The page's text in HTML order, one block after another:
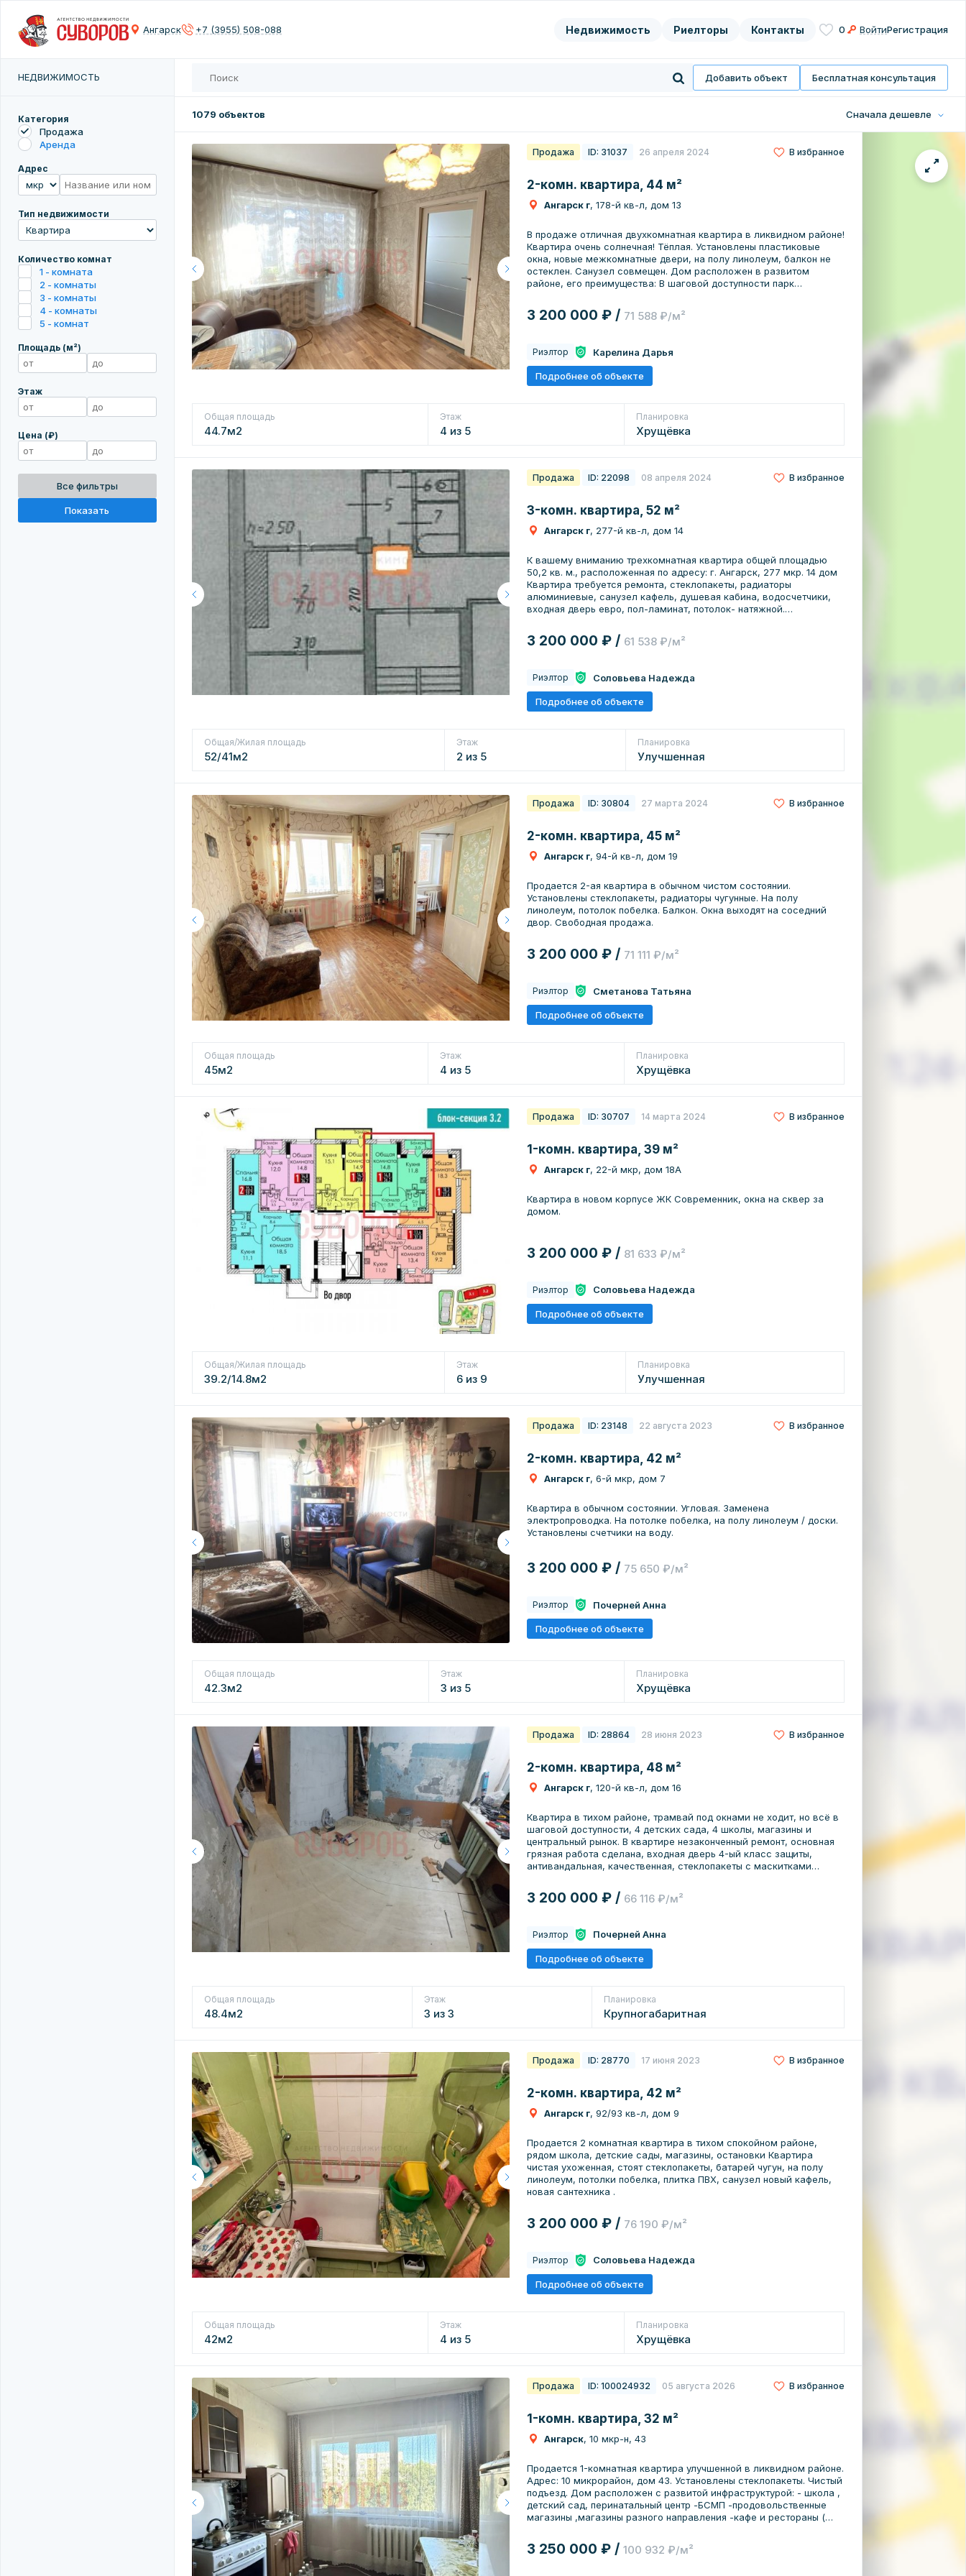
Ангарск +7 (3955) 508-088 Недвижимость Риелторы Контакты 0 ВойтиРегистрация
НЕДВИЖИМОСТЬ
Категория
Продажа
Аренда
Адрес
Тип недвижимости
Количество комнат
1 - комната
2 - комнаты
3 - комнаты
4 - комнаты
5 - комнат
Площадь (м²)
Этаж
Цена (₽)
Все фильтры
Показать
Добавить объект Бесплатная консультация
1079 объектов Сначала дешевле
Продажа ID: 31037 26 апреля 2024 В избранное
2-комн. квартира, 44 м²
Ангарск г, 178-й кв-л, дом 13
В продаже отличная двухкомнатная квартира в ликвидном районе!
Квартира очень солнечная! Тёплая. Установлены пластиковые
окна, новые межкомнатные двери, на полу линолеум, балкон не
остеклен. Санузел совмещен. Дом расположен в развитом
районе, его преимущества: В шаговой доступности парк
школы; ТЦ "Фестиваль"; Поликлинники; Остановки общественного
транспорта(В том числе и МЕЖГОРОД) Обязательно звоните! Не
замечательной и уютной квартиры! Наша компания 30 лет на
рынке недвижимости! Гарантируем безопасность проведения
сделки! Являемся официальными партнёрами ведущих банков,
поможем с подачей заявки на ипотеку
3 200 000 ₽ / 71 588 ₽/м²
Риэлтор Карелина Дарья
Подробнее об объекте
Общая площадь
44.7м2
Этаж
4 из 5
Планировка
Хрущёвка
Продажа ID: 22098 08 апреля 2024 В избранное
3-комн. квартира, 52 м²
Ангарск г, 277-й кв-л, дом 14
К вашему вниманию трехкомнатная квартира общей площадью
50,2 кв. м., расположенная по адресу: г. Ангарск, 277 мкр. 14 дом
Квартира требуется ремонта, стеклопакеты, радиаторы
алюминиевые, санузел кафель, душевая кабина, водосчетчики,
входная дверь евро, пол-ламинат, потолок- натяжной.
более 5 лет (1 взрослый собственник); Ближайшая
инфраструктура: • Продуктовые магазины; • Детский сад; •
Уютная и светлая квартира ждёт своего владельца! Наша
компания 30 лет на рынке недвижимости! Гарантирует
безопасность проведения сделки! Являемся официальными
партнёрами ведущих банков, поможем с подачей заявки на
3 200 000 ₽ / 61 538 ₽/м²
Риэлтор Соловьева Надежда
Подробнее об объекте
Общая/Жилая площадь
52/41м2
Этаж
2 из 5
Планировка
Улучшенная
Продажа ID: 30804 27 марта 2024 В избранное
2-комн. квартира, 45 м²
Ангарск г, 94-й кв-л, дом 19
Продается 2-ая квартира в обычном чистом состоянии.
Установлены стеклопакеты, радиаторы чугунные. На полу
линолеум, потолок побелка. Балкон. Окна выходят на соседний
двор. Свободная продажа.
3 200 000 ₽ / 71 111 ₽/м²
Риэлтор Сметанова Татьяна
Подробнее об объекте
Общая площадь
45м2
Этаж
4 из 5
Планировка
Хрущёвка
Продажа ID: 30707 14 марта 2024 В избранное
1-комн. квартира, 39 м²
Ангарск г, 22-й мкр, дом 18А
Квартира в новом корпусе ЖК Современник, окна на сквер за
домом.
3 200 000 ₽ / 81 633 ₽/м²
Риэлтор Соловьева Надежда
Подробнее об объекте
Общая/Жилая площадь
39.2/14.8м2
Этаж
6 из 9
Планировка
Улучшенная
Продажа ID: 23148 22 августа 2023 В избранное
2-комн. квартира, 42 м²
Ангарск г, 6-й мкр, дом 7
Квартира в обычном состоянии. Угловая. Заменена
электропроводка. На потолке побелка, на полу линолеум / доски.
Установлены счетчики на воду.
3 200 000 ₽ / 75 650 ₽/м²
Риэлтор Почерней Анна
Подробнее об объекте
Общая площадь
42.3м2
Этаж
3 из 5
Планировка
Хрущёвка
Продажа ID: 28864 28 июня 2023 В избранное
2-комн. квартира, 48 м²
Ангарск г, 120-й кв-л, дом 16
Квартира в тихом районе, трамвай под окнами не ходит, но всё в
шаговой доступности, 4 детских сада, 4 школы, магазины и
центральный рынок. В квартире незаконченный ремонт, основная
грязная работа сделана, входная дверь 4-ый класс защиты,
антивандальная, качественная, стеклопакеты с маскитками
удобно мыть, и в тоже время стиль. Счетчики установлены в 2019
году. Пол в коридоре и на кухне новый (фанера 18 мм осина),
цементная стяжка 7 см. В санузле инсталляция с подвесным
унитазом, большая ванная комната! Дорогой качественный
полотенцесушитель, радиатор старые - чугун, окна на две
стороны, балкон, и личный прожектор во двор. Электрика почти
3 200 000 ₽ / 66 116 ₽/м²
Риэлтор Почерней Анна
Подробнее об объекте
Общая площадь
48.4м2
Этаж
3 из 3
Планировка
Крупногабаритная
Продажа ID: 28770 17 июня 2023 В избранное
2-комн. квартира, 42 м²
Ангарск г, 92/93 кв-л, дом 9
Продается 2 комнатная квартира в тихом спокойном районе,
рядом школа, детские сады, магазины, остановки Квартира
чистая ухоженная, стоят стеклопакеты, батарей чугун, на полу
линолеум, потолки побелка, плитка ПВХ, санузел новый кафель,
новая сантехника .
3 200 000 ₽ / 76 190 ₽/м²
Риэлтор Соловьева Надежда
Подробнее об объекте
Общая площадь
42м2
Этаж
4 из 5
Планировка
Хрущёвка
Продажа ID: 100024932 05 августа 2026 В избранное
1-комн. квартира, 32 м²
Ангарск, 10 мкр-н, 43
Продается 1-комнатная квартира улучшенной в ликвидном районе.
Адрес: 10 микрорайон, дом 43. Установлены стеклопакеты. Чистый
подъезд. Дом расположен с развитой инфраструктурой: - школа ,
детский сад, перинатальный центр -БСМП -продовольственные
магазины ,магазины разного направления -кафе и рестораны (
дополнительного образования -развитая транспортная развязка (
трамваи и автобусы, в т.ч. межгород) и многое другое. Один
3 250 000 ₽ / 100 932 ₽/м²